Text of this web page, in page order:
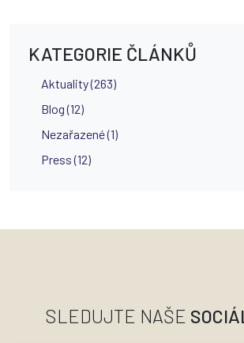
KATEGORIE ČLÁNKŮ
Aktuality (263)
Blog (12)
Nezařazené (1)
Press (12)
SLEDUJTE NAŠE